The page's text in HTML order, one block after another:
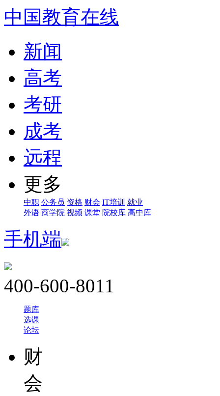
中国教育在线
新闻
高考
考研
成考
远程
更多
中职 公务员 资格 财会 IT培训 就业
外语 商学院 视频 课堂 院校库 高中库
手机端
400-600-8011
题库
选课
论坛
财
会